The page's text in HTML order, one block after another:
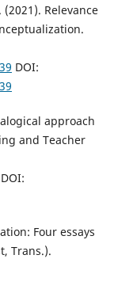
(2021). Relevance
DOI:
approach
and Teacher
DOI:
Four essays
Trans.).